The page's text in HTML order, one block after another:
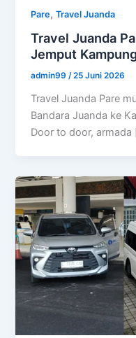
Pare,Travel Juanda
Travel Juanda
Jemput
admin99/25 Juni 2026
Travel Juanda Pare
Bandara Juanda ke
Door to door,